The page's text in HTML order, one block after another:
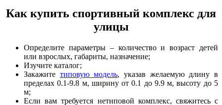
Как купить спортивный комплекс для
улицы
Определите параметры – количество и возраст детей
или взрослых, габариты, назначение;
Изучите каталог;
Закажите типовую модель, указав желаемую длину в
пределах 0.1-9.8 м, ширину от 0.1 до 9.9 м, высоту до 5
м;
Если вам требуется нетиповой комплекс, свяжитесь с